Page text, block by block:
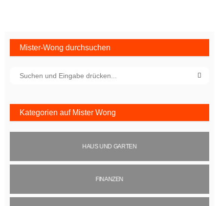
Mister-Wong durchsuchen
Kategorien auf Mister Wong
HAUS UND GARTEN
FINANZEN